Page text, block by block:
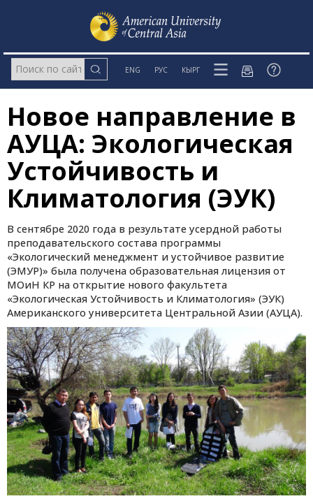
ENG РУС КЫРГ
Новое направление в
АУЦА: Экологическая
Устойчивость и
Климатология (ЭУК)
В сентябре 2020 года в результате усердной работы
преподавательского состава программы
«Экологический менеджмент и устойчивое развитие
(ЭМУР)» была получена образовательная лицензия от
МОиН КР на открытие нового факультета
«Экологическая Устойчивость и Климатология» (ЭУК)
Американского университета Центральной Азии (АУЦА).